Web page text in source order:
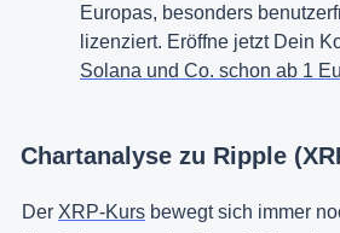
Europas, besonders
lizenziert. Eröffne jetzt Dein
Solana und Co. schon ab 1
Chartanalyse zu Ripple
Der XRP-Kurs bewegt sich immer